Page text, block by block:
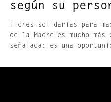
según su
Flores solidarias para
de la Madre es mucho más
señalada: es una